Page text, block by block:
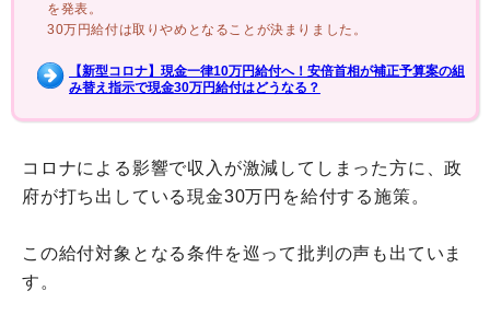
を発表。
30万円給付は取りやめとなることが決まりました。
【新型コロナ】現金一律10万円給付へ！安倍首相が補正予算案の組
み替え指示で現金30万円給付はどうなる？
コロナによる影響で収入が激減してしまった方に、政
府が打ち出している現金30万円を給付する施策。
この給付対象となる条件を巡って批判の声も出ていま
す。